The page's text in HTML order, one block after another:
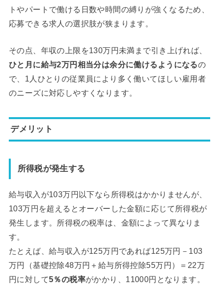
トやパートで働ける日数や時間の縛りが強くなるため、
応募できる求人の選択肢が狭まります。
その点、年収の上限を130万円未満まで引き上げれば、
ひと月に給与2万円相当分は余分に働けるようになるの
で、1人ひとりの従業員により多く働いてほしい雇用者
のニーズに対応しやすくなります。
デメリット
所得税が発生する
給与収入が103万円以下なら所得税はかかりませんが、
103万円を超えるとオーバーした金額に応じて所得税が
発生します。所得税の税率は、金額によって異なりま
す。
たとえば、給与収入が125万円であれば125万円－103
万円（基礎控除48万円＋給与所得控除55万円）＝22万
円に対して5％の税率がかかり、11000円となります。